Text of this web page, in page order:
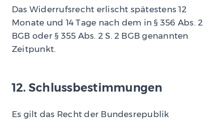
Das Widerrufsrecht erlischt spätestens 12
Monate und 14 Tage nach dem in § 356 Abs. 2
BGB oder § 355 Abs. 2 S. 2 BGB genannten
Zeitpunkt.
12. Schlussbestimmungen
Es gilt das Recht der Bundesrepublik